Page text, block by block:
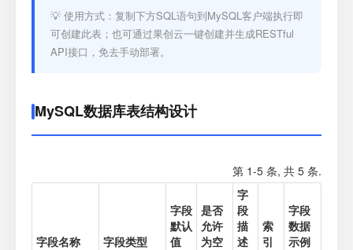
接口测试
💡 使用方式：复制下方SQL语句到MySQL客户端执行即
可创建此表；也可通过果创云一键创建并生成RESTful
API接口，免去手动部署。
MySQL数据库表结构设计
第 1-5 条, 共 5 条.
字段名称 字段类型
字段
默认
值
是否
允许
为空
字
段
描
述
索
引
字段
数据
示例